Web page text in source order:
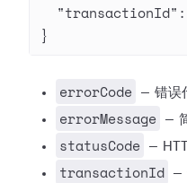
  "transactionId"
:
}
errorCode — 错误
errorMessage —
statusCode —
transactionId
—